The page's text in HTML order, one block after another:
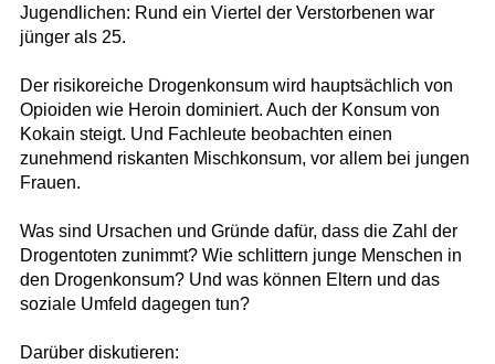
Jugendlichen: Rund ein Viertel der Verstorbenen war
jünger als 25.
Der risikoreiche Drogenkonsum wird hauptsächlich von
Opioiden wie Heroin dominiert. Auch der Konsum von
Kokain steigt. Und Fachleute beobachten einen
zunehmend riskanten Mischkonsum, vor allem bei jungen
Frauen.
Was sind Ursachen und Gründe dafür, dass die Zahl der
Drogentoten zunimmt? Wie schlittern junge Menschen in
den Drogenkonsum? Und was können Eltern und das
soziale Umfeld dagegen tun?
Darüber diskutieren: